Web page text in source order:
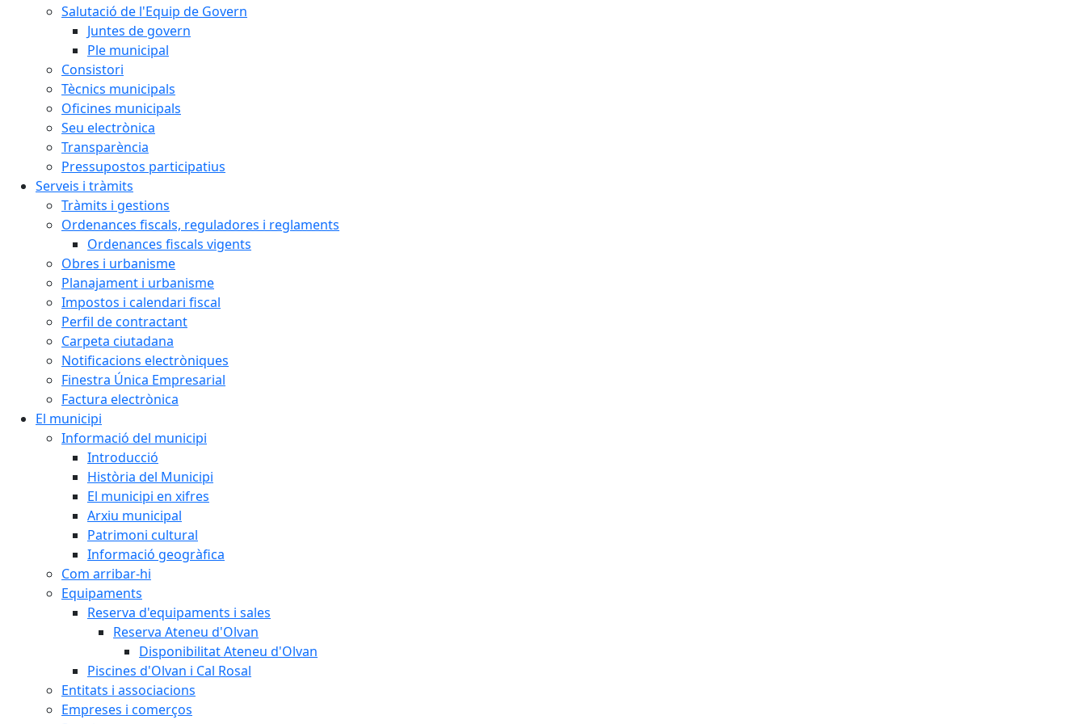
Salutació de l'Equip de Govern
Juntes de govern
Ple municipal
Consistori
Tècnics municipals
Oficines municipals
Seu electrònica
Transparència
Pressupostos participatius
Serveis i tràmits
Tràmits i gestions
Ordenances fiscals, reguladores i reglaments
Ordenances fiscals vigents
Obres i urbanisme
Planajament i urbanisme
Impostos i calendari fiscal
Perfil de contractant
Carpeta ciutadana
Notificacions electròniques
Finestra Única Empresarial
Factura electrònica
El municipi
Informació del municipi
Introducció
Història del Municipi
El municipi en xifres
Arxiu municipal
Patrimoni cultural
Informació geogràfica
Com arribar-hi
Equipaments
Reserva d'equipaments i sales
Reserva Ateneu d'Olvan
Disponibilitat Ateneu d'Olvan
Piscines d'Olvan i Cal Rosal
Entitats i associacions
Empreses i comerços